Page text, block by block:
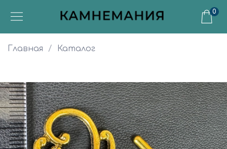
0
Главная Каталог